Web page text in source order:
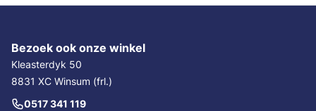
Bezoek ook onze winkel
Kleasterdyk 50
8831 XC Winsum (frl.)
0517 341 119